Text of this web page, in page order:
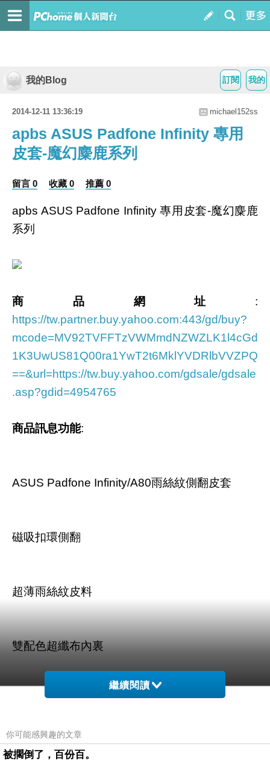
我的
訂閱
我的Blog
2014-12-11 13:36:19 michael152ss
apbs ASUS Padfone Infinity 專用
皮套-魔幻麋鹿系列
留言 0 收藏 0 推薦 0
apbs ASUS Padfone Infinity 專用皮套-魔幻麋鹿
系列
商品網址 :
https://tw.partner.buy.yahoo.com:443/gd/buy?
mcode=MV92TVFFTzVWMmdNZWZLK1l4cGd
1K3UwUS81Q00ra1YwT2t6MklYVDRlbVVZPQ
==&url=https://tw.buy.yahoo.com/gdsale/gdsale
.asp?gdid=4954765
商品訊息功能:
ASUS Padfone Infinity/A80雨絲紋側翻皮套
磁吸扣環側翻
超薄雨絲紋皮料
雙配色超纖布內裏
商品訊息描述:
繼續閱讀
你可能感興趣的文章
被擱倒了，百份百。